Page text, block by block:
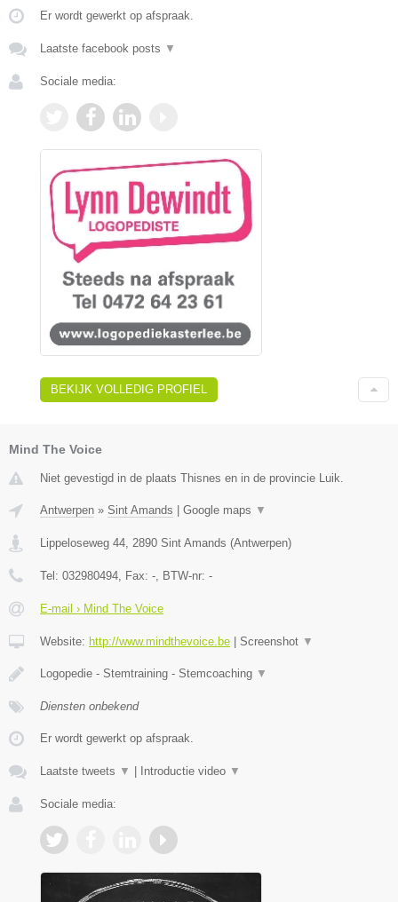
Er wordt gewerkt op afspraak.
Laatste facebook posts ▼
Sociale media:
BEKIJK VOLLEDIG PROFIEL
Mind The Voice
Niet gevestigd in de plaats Thisnes en in de provincie Luik.
Antwerpen » Sint Amands Google maps ▼
Lippeloseweg 44, 2890 Sint Amands (Antwerpen)
Tel: 032980494, Fax: -, BTW-nr: -
E-mail › Mind The Voice
Website: http://www.mindthevoice.be Screenshot ▼
Logopedie - Stemtraining - Stemcoaching ▼
Diensten onbekend
Er wordt gewerkt op afspraak.
Laatste tweets ▼ Introductie video ▼
Sociale media: